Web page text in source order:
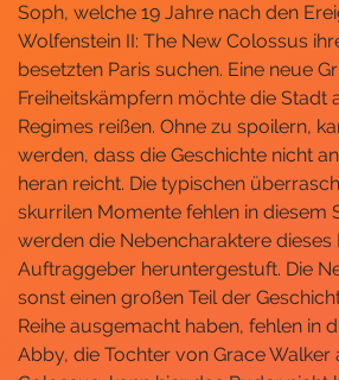
Soph, welche 19 Jahre nach den
Wolfenstein II: The New Colossus
besetzten Paris suchen. Eine neue
Freiheitskämpfern möchte die Stadt
Regimes reißen. Ohne zu spoilern,
werden, dass die Geschichte nicht
heran reicht. Die typischen
skurrilen Momente fehlen in diesem
werden die Nebencharaktere dieses
Auftraggeber heruntergestuft. Die
sonst einen großen Teil der
Reihe ausgemacht haben, fehlen in
Abby, die Tochter von Grace Walker